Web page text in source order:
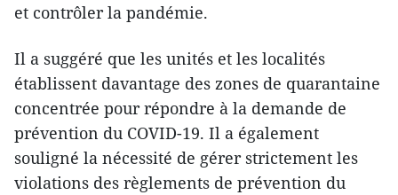
et contrôler la pandémie.
Il a suggéré que les unités et les localités
établissent davantage des zones de quarantaine
concentrée pour répondre à la demande de
prévention du COVID-19. Il a également
souligné la nécessité de gérer strictement les
violations des règlements de prévention du